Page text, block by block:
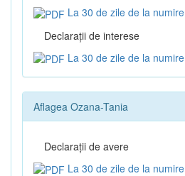
La 30 de zile de la numire
Declaraţii de interese
La 30 de zile de la numire
Aflagea Ozana-Tania
Declaraţii de avere
La 30 de zile de la numire